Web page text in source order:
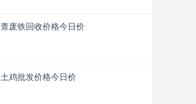
查废铁回收价格今日价
土鸡批发价格今日价